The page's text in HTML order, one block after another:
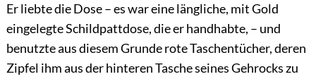
Er liebte die Dose – es war eine längliche, mit Gold
eingelegte Schildpattdose, die er handhabte, – und
benutzte aus diesem Grunde rote Taschentücher, deren
Zipfel ihm aus der hinteren Tasche seines Gehrocks zu